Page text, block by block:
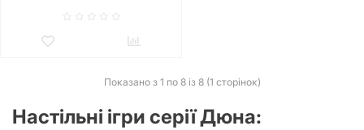
Показано з 1 по 8 із 8 (1 сторінок)
Настільні ігри серії Дюна: